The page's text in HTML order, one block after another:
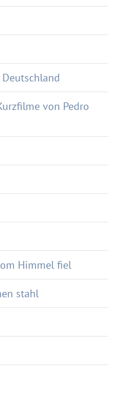
von Pedro
Himmel fiel
stahl